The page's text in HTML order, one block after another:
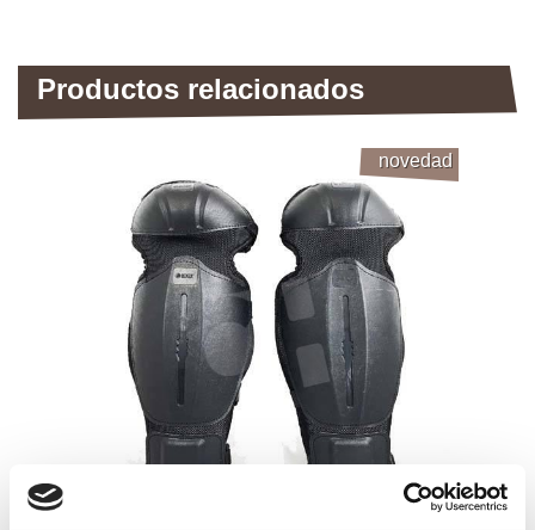
Productos relacionados
novedad